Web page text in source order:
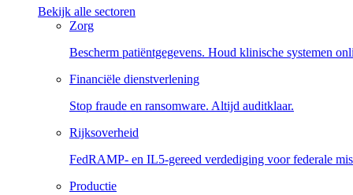
Bekijk alle sectoren
Zorg
Bescherm patiëntgegevens. Houd klinische systemen
Financiële dienstverlening
Stop fraude en ransomware. Altijd auditklaar.
Rijksoverheid
FedRAMP- en IL5-gereed verdediging voor federale
Productie